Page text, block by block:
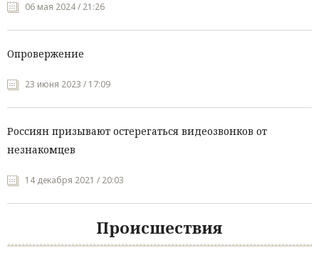
06 мая 2024 / 21:26
Опровержение
23 июня 2023 / 17:09
Россиян призывают остерегаться видеозвонков от
незнакомцев
14 декабря 2021 / 20:03
Происшествия